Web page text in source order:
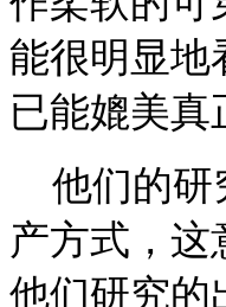
能很明显地
已能媲美真
他们的研
产方式，
他们研究的